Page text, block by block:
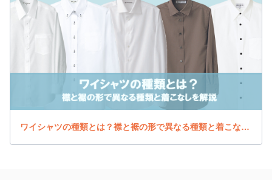
ワイシャツの種類とは？襟と裾の形で異なる種類と着こなしを解説